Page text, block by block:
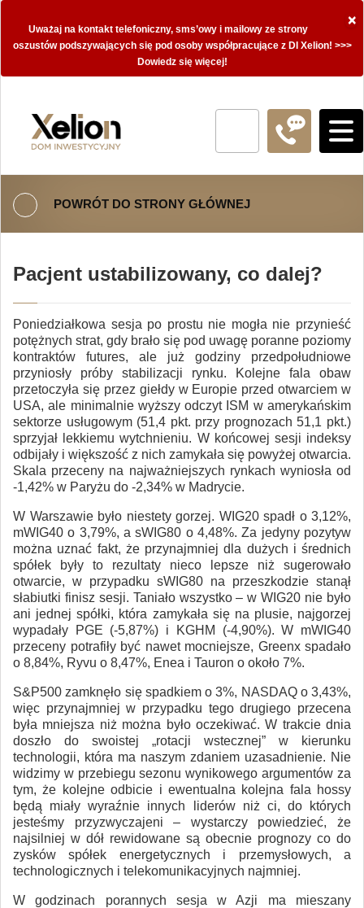
×
Uważaj na kontakt telefoniczny, sms’owy i mailowy ze strony
oszustów podszywających się pod osoby współpracujące z DI Xelion! >>>
Dowiedz się więcej!
POWRÓT DO STRONY GŁÓWNEJ
Pacjent ustabilizowany, co dalej?
Poniedziałkowa sesja po prostu nie mogła nie przynieść
potężnych strat, gdy brało się pod uwagę poranne poziomy
kontraktów futures, ale już godziny przedpołudniowe
przyniosły próby stabilizacji rynku. Kolejne fala obaw
przetoczyła się przez giełdy w Europie przed otwarciem w
USA, ale minimalnie wyższy odczyt ISM w amerykańskim
sektorze usługowym (51,4 pkt. przy prognozach 51,1 pkt.)
sprzyjał lekkiemu wytchnieniu. W końcowej sesji indeksy
odbijały i większość z nich zamykała się powyżej otwarcia.
Skala przeceny na najważniejszych rynkach wyniosła od
-1,42% w Paryżu do -2,34% w Madrycie.
W Warszawie było niestety gorzej. WIG20 spadł o 3,12%,
mWIG40 o 3,79%, a sWIG80 o 4,48%. Za jedyny pozytyw
można uznać fakt, że przynajmniej dla dużych i średnich
spółek były to rezultaty nieco lepsze niż sugerowało
otwarcie, w przypadku sWIG80 na przeszkodzie stanął
słabiutki finisz sesji. Taniało wszystko – w WIG20 nie było
ani jednej spółki, która zamykała się na plusie, najgorzej
wypadały PGE (-5,87%) i KGHM (-4,90%). W mWIG40
przeceny potrafiły być nawet mocniejsze, Greenx spadało
o 8,84%, Ryvu o 8,47%, Enea i Tauron o około 7%.
S&P500 zamknęło się spadkiem o 3%, NASDAQ o 3,43%,
więc przynajmniej w przypadku tego drugiego przecena
była mniejsza niż można było oczekiwać. W trakcie dnia
doszło do swoistej „rotacji wstecznej” w kierunku
technologii, która ma naszym zdaniem uzasadnienie. Nie
widzimy w przebiegu sezonu wynikowego argumentów za
tym, że kolejne odbicie i ewentualna kolejna fala hossy
będą miały wyraźnie innych liderów niż ci, do których
jesteśmy przyzwyczajeni – wystarczy powiedzieć, że
najsilniej w dół rewidowane są obecnie prognozy co do
zysków spółek energetycznych i przemysłowych, a
technologicznych i telekomunikacyjnych najmniej.
W godzinach porannych sesja w Azji ma mieszany